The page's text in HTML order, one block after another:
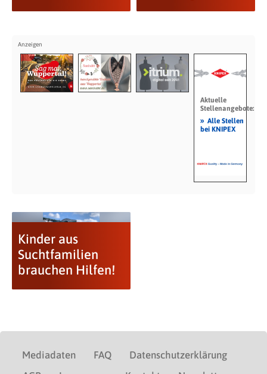
Aktuelle
Stellenangebote:
» Alle Stellen
bei KNIPEX
Kinder aus
Suchtfamilien
brauchen Hilfen!
Mediadaten FAQ
Datenschutzerklärung